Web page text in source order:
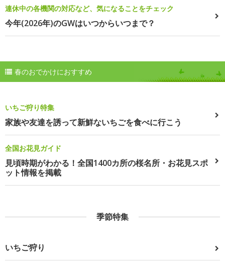
連休中の各機関の対応など、気になることをチェック
今年(2026年)のGWはいつからいつまで？
春のおでかけにおすすめ
いちご狩り特集
家族や友達を誘って新鮮ないちごを食べに行こう
全国お花見ガイド
見頃時期がわかる！全国1400カ所の桜名所・お花見スポ
ット情報を掲載
季節特集
いちご狩り